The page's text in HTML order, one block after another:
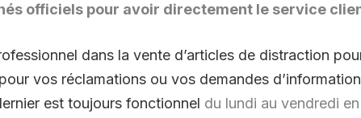
officiels pour avoir directement le service
dans la vente d’articles de distraction
vos réclamations ou vos demandes
est toujours fonctionnel du lundi au vendredi